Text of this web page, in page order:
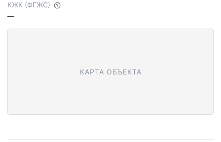
КЖК (ФГЖС)
—
КАРТА ОБЪЕКТА